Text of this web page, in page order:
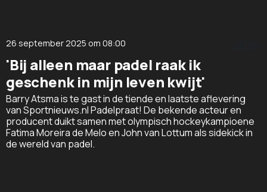
26 september 2025 om 08:00
'Bij alleen maar padel raak ik
geschenk in mijn leven kwijt'
Barry Atsma is te gast in de tiende en laatste aflevering
van Sportnieuws.nl Padelpraat! De bekende acteur en
producent duikt samen met olympisch hockeykampioene
Fatima Moreira de Melo en John van Lottum als sidekick in
de wereld van padel.